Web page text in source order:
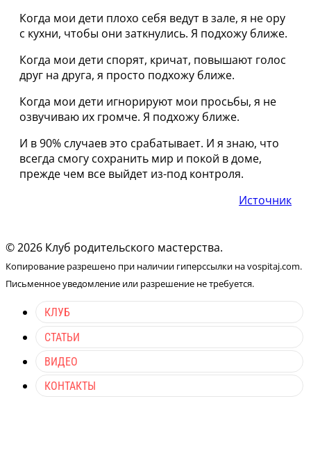
Когда мои дети плохо себя ведут в зале, я не ору
с кухни, чтобы они заткнулись. Я подхожу ближе.
Когда мои дети спорят, кричат, повышают голос
друг на друга, я просто подхожу ближе.
Когда мои дети игнорируют мои просьбы, я не
озвучиваю их громче. Я подхожу ближе.
И в 90% случаев это срабатывает. И я знаю, что
всегда смогу сохранить мир и покой в доме,
прежде чем все выйдет из-под контроля.
Источник
© 2026 Клуб родительского мастерства.
Копирование разрешено при наличии гиперссылки на vospitaj.com.
Письменное уведомление или разрешение не требуется.
КЛУБ
СТАТЬИ
ВИДЕО
КОНТАКТЫ